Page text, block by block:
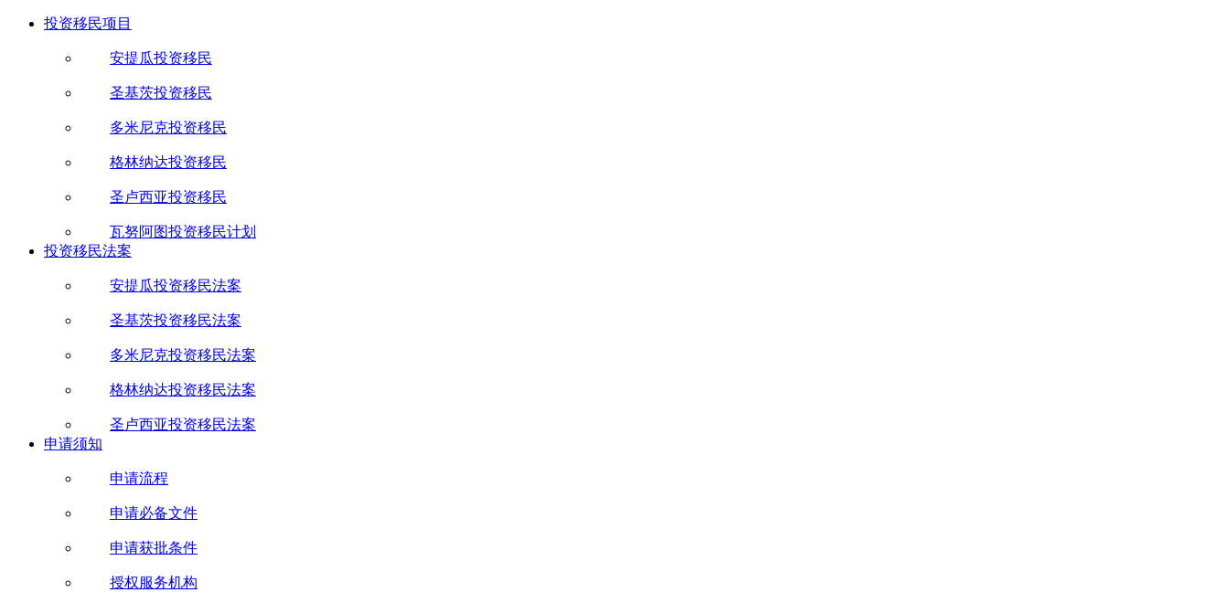
投资移民项目
安提瓜投资移民
圣基茨投资移民
多米尼克投资移民
格林纳达投资移民
圣卢西亚投资移民
瓦努阿图投资移民计划
投资移民法案
安提瓜投资移民法案
圣基茨投资移民法案
多米尼克投资移民法案
格林纳达投资移民法案
圣卢西亚投资移民法案
申请须知
申请流程
申请必备文件
申请获批条件
授权服务机构